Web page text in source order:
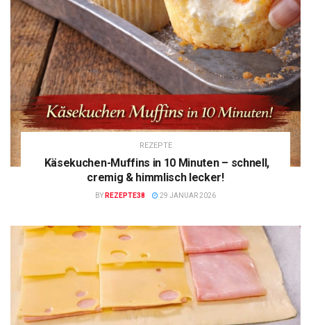
REZEPTE
Käsekuchen-Muffins in 10 Minuten – schnell,
cremig & himmlisch lecker!
BY REZEPTE38 29 JANUAR 2026